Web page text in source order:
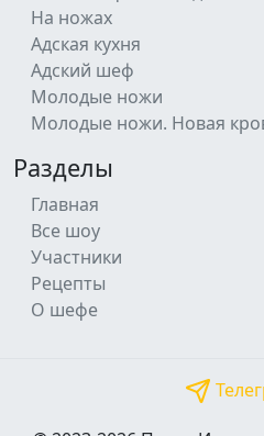
На ножах
Адская кухня
Адский шеф
Молодые ножи
Молодые ножи. Новая
Разделы
Главная
Все шоу
Участники
Рецепты
О шефе